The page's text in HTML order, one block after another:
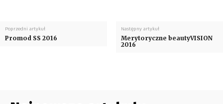
Poprzedni artykuł
Promod SS 2016
Następny artykuł
Merytoryczne beautyVISION
2016